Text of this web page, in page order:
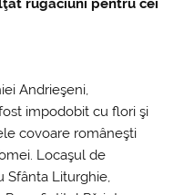
rugăciuni pentru cei
Andrieşeni,
impodobit cu flori şi
covoare româneşti
Locaşul de
Sfânta Liturghie,